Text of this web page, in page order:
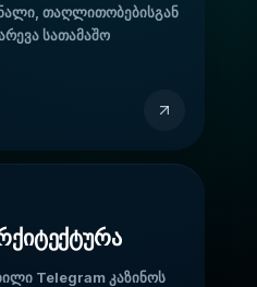
თაღლითობებისგან
სათამაშო
Telegram კაზინოს